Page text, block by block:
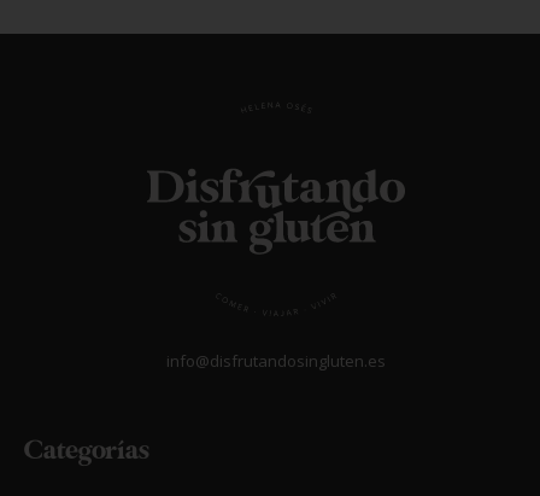
info@disfrutandosingluten.es
Categorías